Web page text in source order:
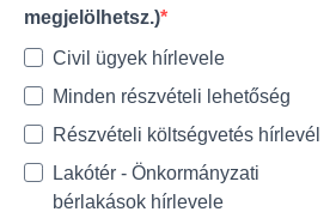
megjelölhetsz.)
Civil ügyek hírlevele
Minden részvételi lehetőség
Részvételi költségvetés hírlevél
Lakótér - Önkormányzati
bérlakások hírlevele